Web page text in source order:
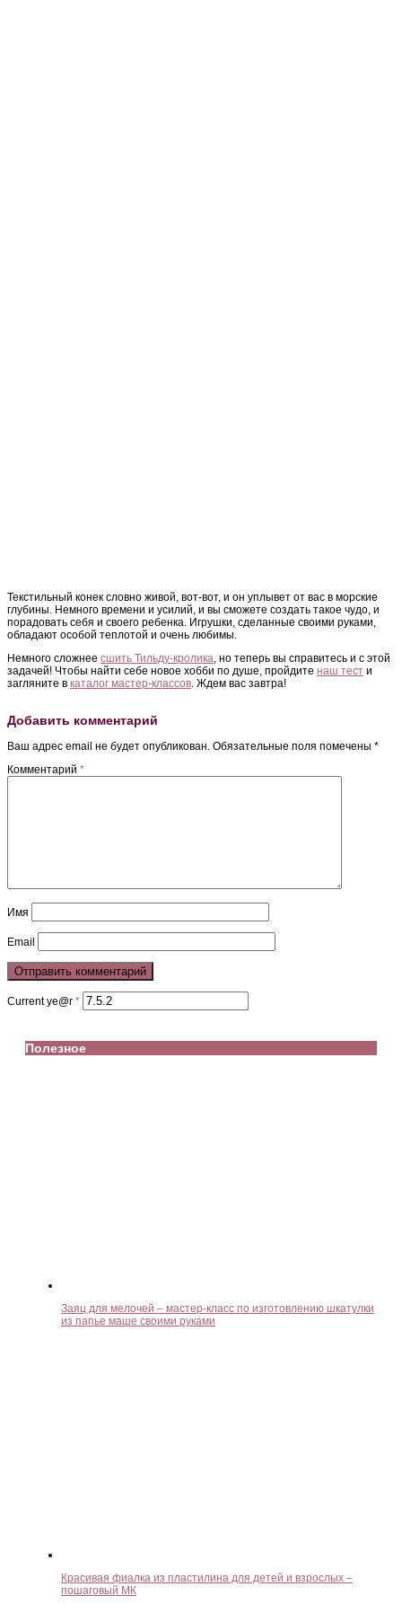
Текстильный конек словно живой, вот-вот, и он уплывет от вас в морские
глубины. Немного времени и усилий, и вы сможете создать такое чудо, и
порадовать себя и своего ребенка. Игрушки, сделанные своими руками,
обладают особой теплотой и очень любимы.
Немного сложнее сшить Тильду-кролика, но теперь вы справитесь и с этой
задачей! Чтобы найти себе новое хобби по душе, пройдите наш тест и
загляните в каталог мастер-классов. Ждем вас завтра!
Добавить комментарий
Ваш адрес email не будет опубликован. Обязательные поля помечены *
Комментарий *
Имя
Email
Current ye@r *
Полезное
Заяц для мелочей – мастер-класс по изготовлению шкатулки
из папье маше своими руками
Красивая фиалка из пластилина для детей и взрослых –
пошаговый МК